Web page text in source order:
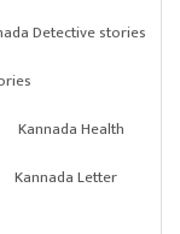
Detective stories
Kannada Health
Kannada Letter